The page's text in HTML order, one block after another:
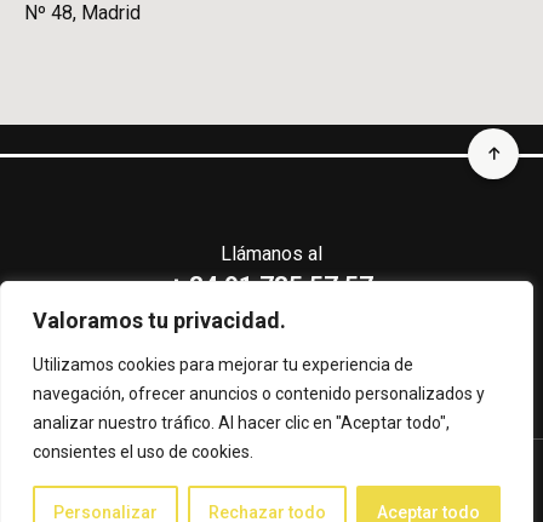
Valoramos tu privacidad.
Utilizamos cookies para mejorar tu experiencia de
navegación, ofrecer anuncios o contenido personalizados y
analizar nuestro tráfico. Al hacer clic en "Aceptar todo",
consientes el uso de cookies.
Personalizar Rechazar todo Aceptar todo
Nº 48, Madrid
CERTIFICACIONES CLÍNICA CEMTRO
Llámanos al
+ 34 91 735 57 57
Protección de Datos Personales